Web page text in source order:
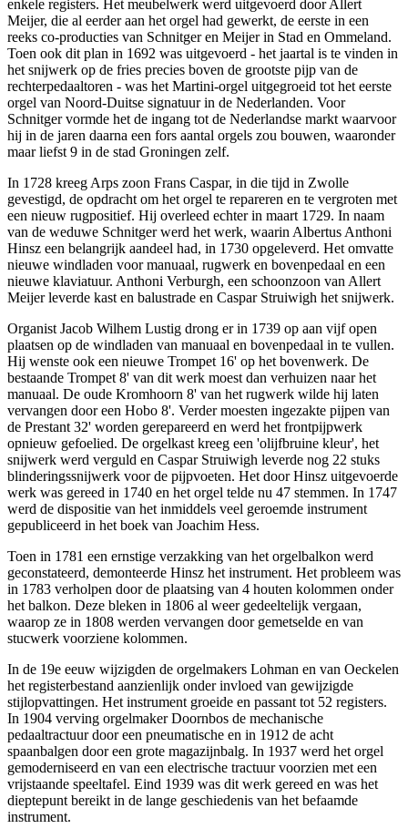
enkele registers. Het meubelwerk werd uitgevoerd door Allert
Meijer, die al eerder aan het orgel had gewerkt, de eerste in een
reeks co-producties van Schnitger en Meijer in Stad en Ommeland.
Toen ook dit plan in 1692 was uitgevoerd - het jaartal is te vinden in
het snijwerk op de fries precies boven de grootste pijp van de
rechterpedaaltoren - was het Martini-orgel uitgegroeid tot het eerste
orgel van Noord-Duitse signatuur in de Nederlanden. Voor
Schnitger vormde het de ingang tot de Nederlandse markt waarvoor
hij in de jaren daarna een fors aantal orgels zou bouwen, waaronder
maar liefst 9 in de stad Groningen zelf.
In 1728 kreeg Arps zoon Frans Caspar, in die tijd in Zwolle
gevestigd, de opdracht om het orgel te repareren en te vergroten met
een nieuw rugpositief. Hij overleed echter in maart 1729. In naam
van de weduwe Schnitger werd het werk, waarin Albertus Anthoni
Hinsz een belangrijk aandeel had, in 1730 opgeleverd. Het omvatte
nieuwe windladen voor manuaal, rugwerk en bovenpedaal en een
nieuwe klaviatuur. Anthoni Verburgh, een schoonzoon van Allert
Meijer leverde kast en balustrade en Caspar Struiwigh het snijwerk.
Organist Jacob Wilhem Lustig drong er in 1739 op aan vijf open
plaatsen op de windladen van manuaal en bovenpedaal in te vullen.
Hij wenste ook een nieuwe Trompet 16' op het bovenwerk. De
bestaande Trompet 8' van dit werk moest dan verhuizen naar het
manuaal. De oude Kromhoorn 8' van het rugwerk wilde hij laten
vervangen door een Hobo 8'. Verder moesten ingezakte pijpen van
de Prestant 32' worden gerepareerd en werd het frontpijpwerk
opnieuw gefoelied. De orgelkast kreeg een 'olijfbruine kleur', het
snijwerk werd verguld en Caspar Struiwigh leverde nog 22 stuks
blinderingssnijwerk voor de pijpvoeten. Het door Hinsz uitgevoerde
werk was gereed in 1740 en het orgel telde nu 47 stemmen. In 1747
werd de dispositie van het inmiddels veel geroemde instrument
gepubliceerd in het boek van Joachim Hess.
Toen in 1781 een ernstige verzakking van het orgelbalkon werd
geconstateerd, demonteerde Hinsz het instrument. Het probleem was
in 1783 verholpen door de plaatsing van 4 houten kolommen onder
het balkon. Deze bleken in 1806 al weer gedeeltelijk vergaan,
waarop ze in 1808 werden vervangen door gemetselde en van
stucwerk voorziene kolommen.
In de 19e eeuw wijzigden de orgelmakers Lohman en van Oeckelen
het registerbestand aanzienlijk onder invloed van gewijzigde
stijlopvattingen. Het instrument groeide en passant tot 52 registers.
In 1904 verving orgelmaker Doornbos de mechanische
pedaaltractuur door een pneumatische en in 1912 de acht
spaanbalgen door een grote magazijnbalg. In 1937 werd het orgel
gemoderniseerd en van een electrische tractuur voorzien met een
vrijstaande speeltafel. Eind 1939 was dit werk gereed en was het
dieptepunt bereikt in de lange geschiedenis van het befaamde
instrument.